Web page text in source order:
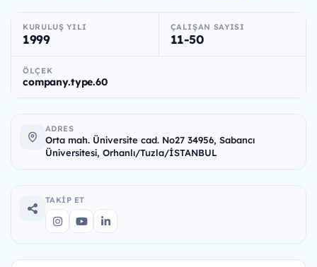
KURULUŞ YILI
1999
ÇALIŞAN SAYISI
11-50
ÖLÇEK
company.type.60
ADRES
Orta mah. Üniversite cad. No27 34956, Sabancı
Üniversitesi, Orhanlı/Tuzla/İSTANBUL
TAKIP ET